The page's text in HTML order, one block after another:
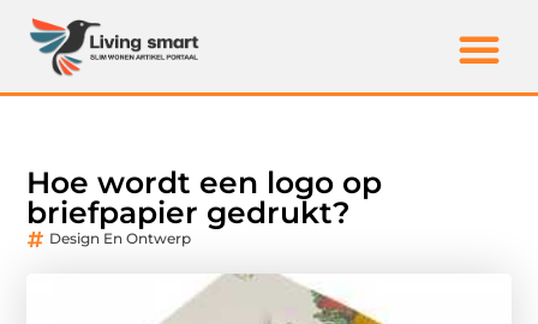
Hoe wordt een logo op
briefpapier gedrukt?
Design En Ontwerp